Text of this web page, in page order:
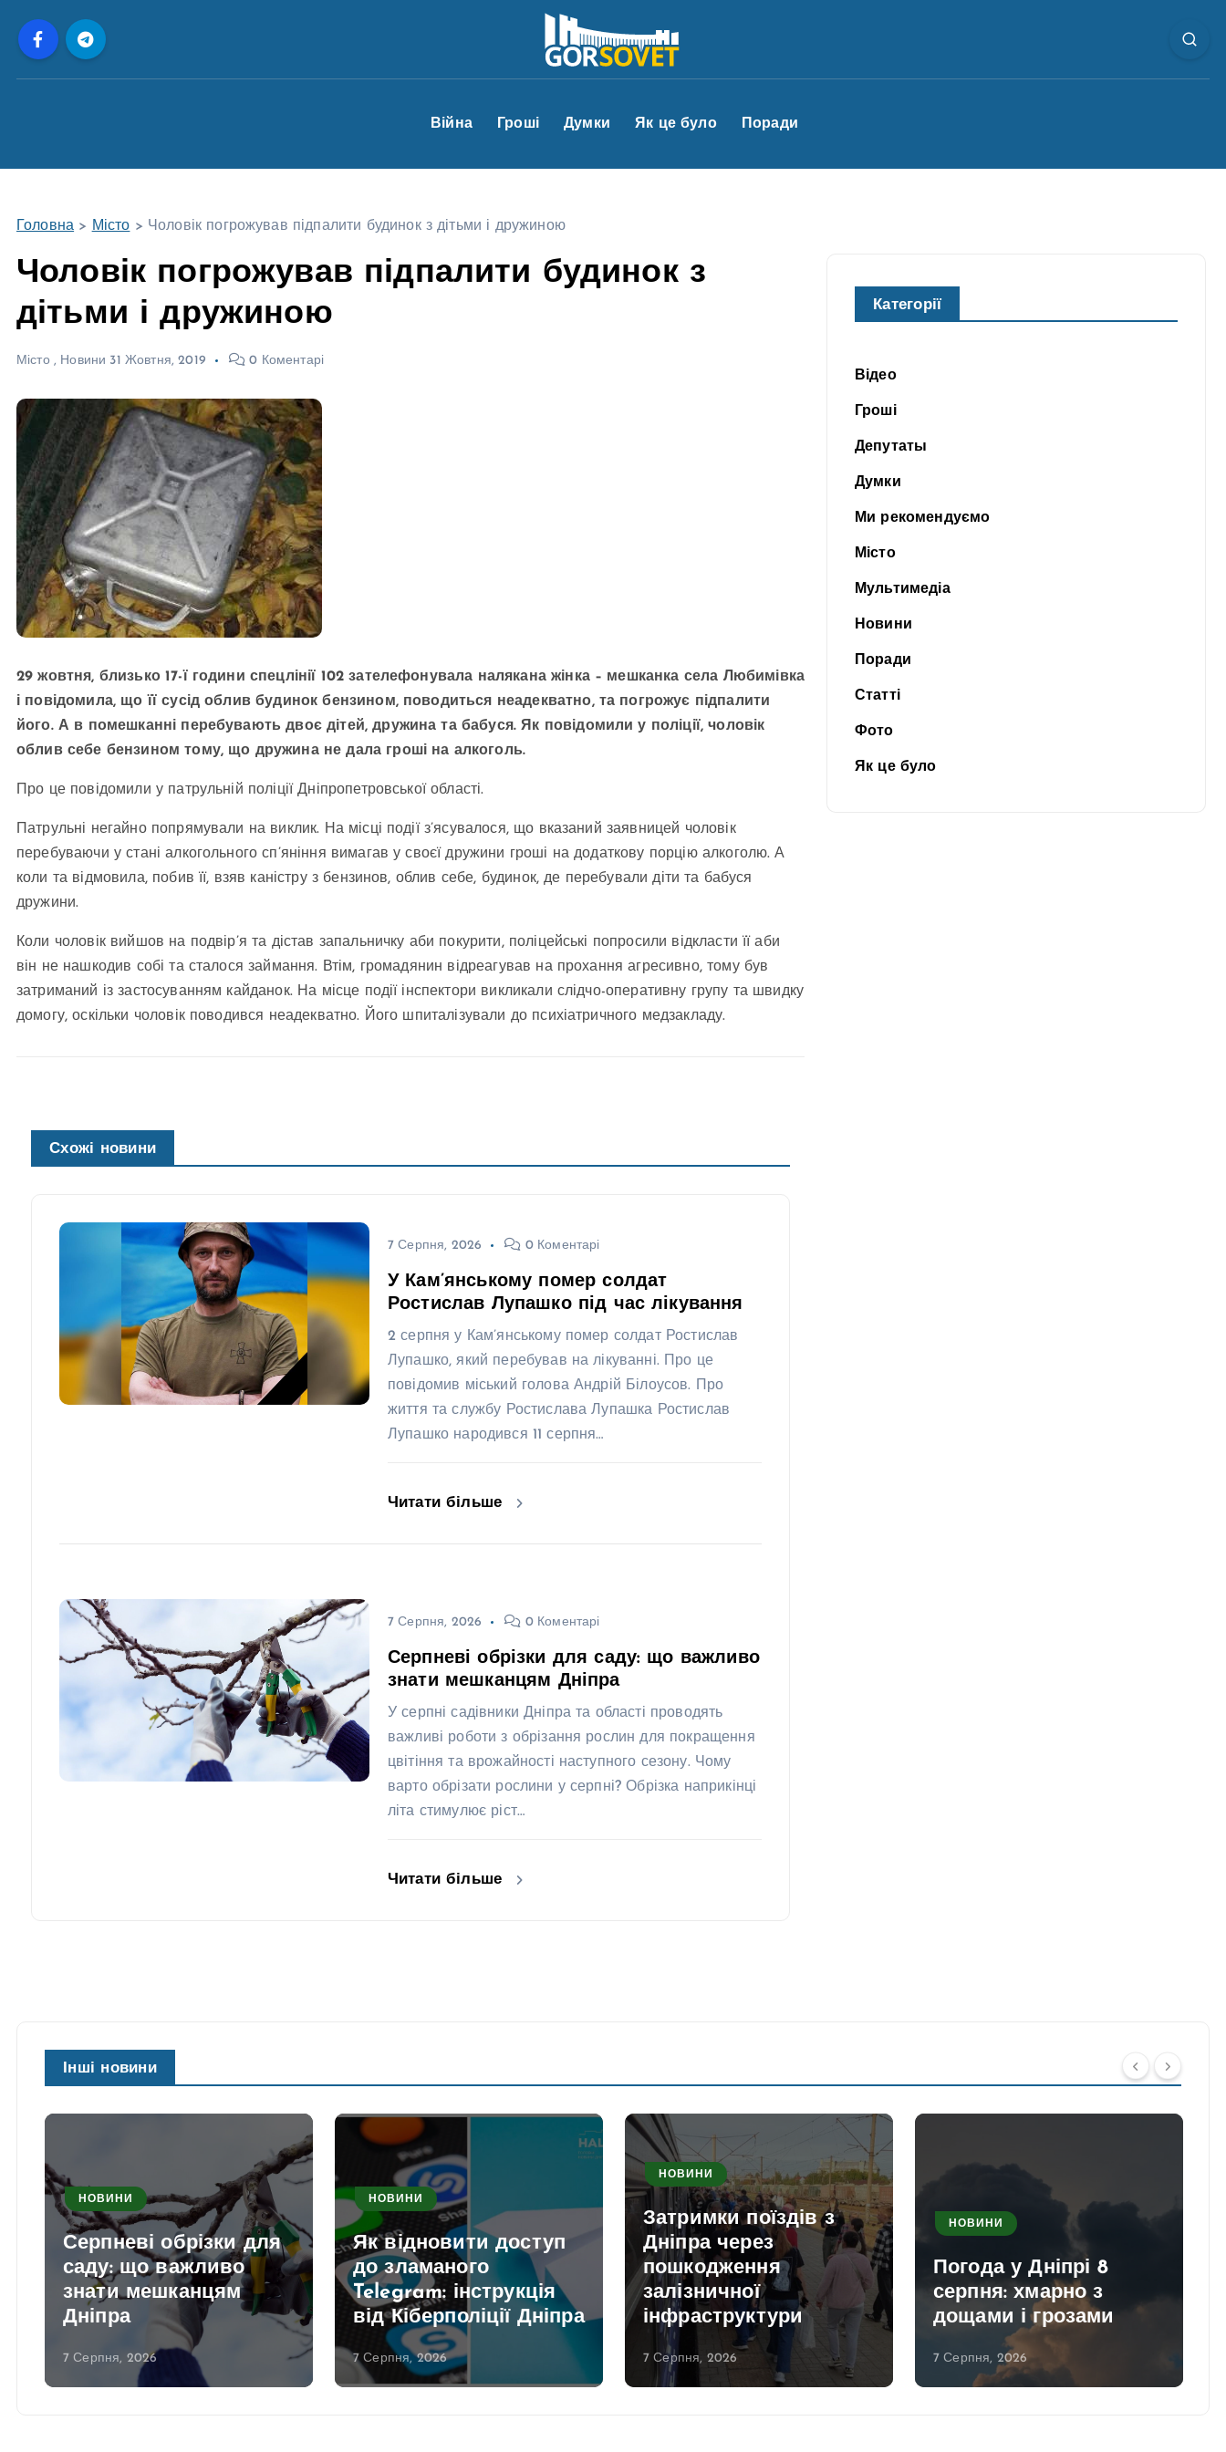
Війна Гроші Думки Як це було Поради
Головна > Місто > Чоловік погрожував підпалити будинок з дітьми і дружиною
Чоловік погрожував підпалити будинок з
дітьми і дружиною
Місто, Новини 31 Жовтня, 2019 0 Коментарі
29 жовтня, близько 17-ї години спецлінії 102 зателефонувала налякана жінка – мешканка села Любимівка
і повідомила, що її сусід облив будинок бензином, поводиться неадекватно, та погрожує підпалити
його. А в помешканні перебувають двоє дітей, дружина та бабуся. Як повідомили у поліції, чоловік
облив себе бензином тому, що дружина не дала гроші на алкоголь.
Про це повідомили у патрульній поліції Дніпропетровської області.
Патрульні негайно попрямували на виклик. На місці події з’ясувалося, що вказаний заявницей чоловік
перебуваючи у стані алкогольного сп’яніння вимагав у своєї дружини гроші на додаткову порцію алкоголю. А
коли та відмовила, побив її, взяв каністру з бензинов, облив себе, будинок, де перебували діти та бабуся
дружини.
Коли чоловік вийшов на подвір’я та дістав запальничку аби покурити, поліцейські попросили відкласти її аби
він не нашкодив собі та сталося займання. Втім, громадянин відреагував на прохання агресивно, тому був
затриманий із застосуванням кайданок. На місце події інспектори викликали слідчо-оперативну групу та швидку
домогу, оскільки чоловік поводився неадекватно. Його шпиталізували до психіатричного медзакладу.
Схожі новини
7 Серпня, 2026 0 Коментарі
У Кам’янському помер солдат
Ростислав Лупашко під час лікування
2 серпня у Кам’янському помер солдат Ростислав
Лупашко, який перебував на лікуванні. Про це
повідомив міський голова Андрій Білоусов. Про
життя та службу Ростислава Лупашка Ростислав
Лупашко народився 11 серпня…
Читати більше
7 Серпня, 2026 0 Коментарі
Серпневі обрізки для саду: що важливо
знати мешканцям Дніпра
У серпні садівники Дніпра та області проводять
важливі роботи з обрізання рослин для покращення
цвітіння та врожайності наступного сезону. Чому
варто обрізати рослини у серпні? Обрізка наприкінці
літа стимулює ріст…
Читати більше
Категорії
Відео
Гроші
Депутаты
Думки
Ми рекомендуємо
Місто
Мультимедіа
Новини
Поради
Статті
Фото
Як це було
Інші новини
НОВИНИ
Серпневі обрізки для
саду: що важливо
знати мешканцям
Дніпра
7 Серпня, 2026
НОВИНИ
Як відновити доступ
до зламаного
Telegram: інструкція
від Кіберполіції Дніпра
7 Серпня, 2026
НОВИНИ
Затримки поїздів з
Дніпра через
пошкодження
залізничної
інфраструктури
7 Серпня, 2026
НОВИНИ
Погода у Дніпрі 8
серпня: хмарно з
дощами і грозами
7 Серпня, 2026